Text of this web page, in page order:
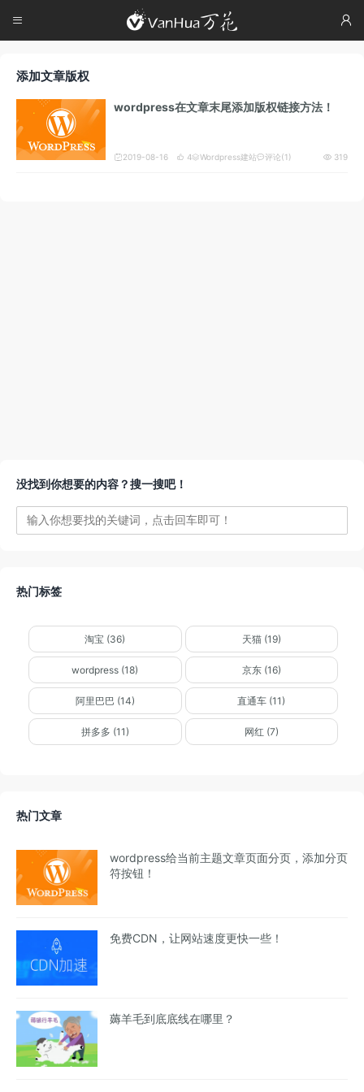

 
添加文章版权
wordpress在文章末尾添加版权链接方法！
 2019-08-16  4  319
Wordpress建站评论(1)
没找到你想要的内容？搜一搜吧！
热门标签
淘宝 (36) 天猫 (19)
wordpress (18) 京东 (16)
阿里巴巴 (14) 直通车 (11)
拼多多 (11) 网红 (7)
热门文章
wordpress给当前主题文章页面分页，添加分页
符按钮！
免费CDN，让网站速度更快一些！
薅羊毛到底底线在哪里？